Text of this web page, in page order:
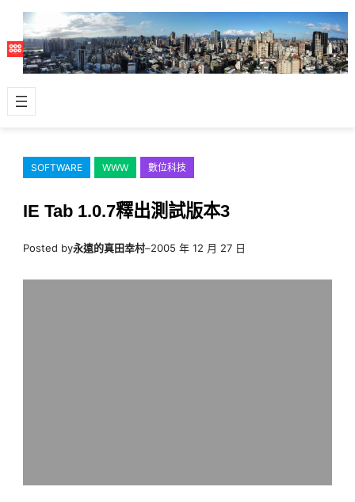
主
容
SOFTWARE WWW 數位科技
IE Tab 1.0.7釋出測試版本3
Posted by永遠的真田幸村–2005 年 12 月 27 日